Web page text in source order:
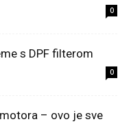
0
s DPF filterom
0
– ovo je sve